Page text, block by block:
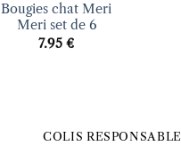
Bougies chat Meri
Meri set de 6
7.95€
COLIS RESPONSABLE